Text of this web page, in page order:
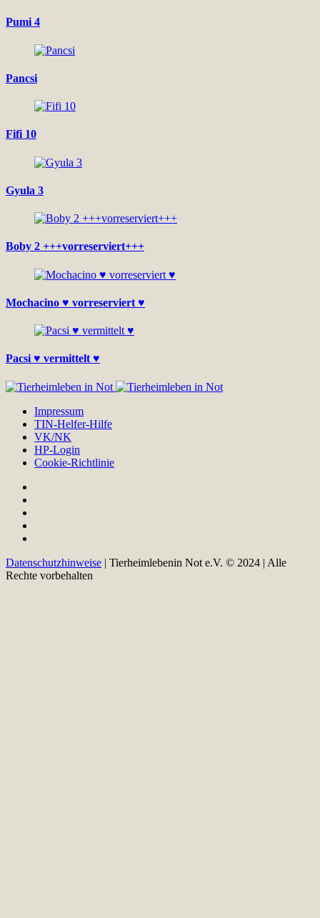
Pumi 4
Pancsi
Fifi 10
Gyula 3
Boby 2 +++vorreserviert+++
Mochacino ♥ vorreserviert ♥
Pacsi ♥ vermittelt ♥
Impressum
TIN-Helfer-Hilfe
VK/NK
HP-Login
Cookie-Richtlinie
Datenschutzhinweise | Tierheimlebenin Not e.V. © 2024 | Alle
Rechte vorbehalten